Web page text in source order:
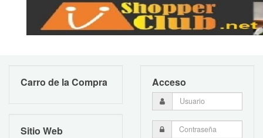
Carro de la Compra
Sitio Web
Acceso